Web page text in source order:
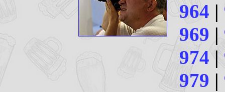
964 |
969 |
974|
979 |